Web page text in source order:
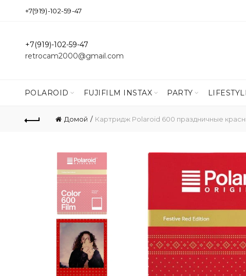
+7(919)-102-59-47
+7(919)-102-59-47
retrocam2000@gmail.com
POLAROID FUJIFILM INSTAX PARTY
Домой Картридж Polaroid 600 праздничные